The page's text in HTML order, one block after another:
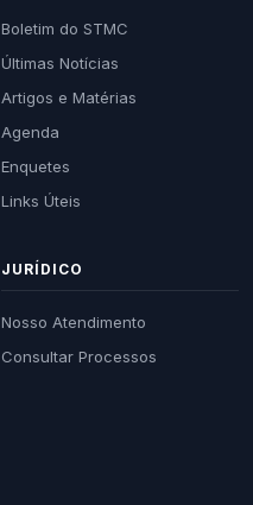
Boletim do STMC
Últimas Notícias
Artigos e Matérias
Agenda
Enquetes
Links Úteis
JURÍDICO
Nosso Atendimento
Consultar Processos